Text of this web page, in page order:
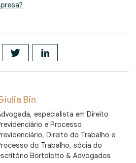
Bin
especialista em Direito
e Processo
Direito do Trabalho e
do Trabalho, sócia do
Bortolotto & Advogados